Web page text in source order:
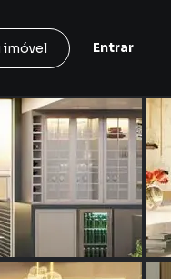
imóvel Entrar